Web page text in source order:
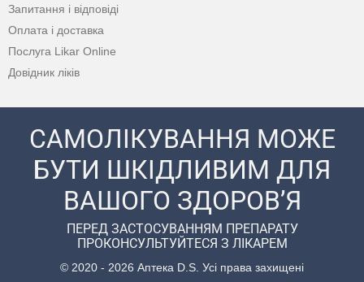
Запитання і відповіді
Оплата і доставка
Послуга Likar Online
Довідник ліків
САМОЛІКУВАННЯ МОЖЕ
БУТИ ШКІДЛИВИМ ДЛЯ
ВАШОГО ЗДОРОВ’Я
ПЕРЕД ЗАСТОСУВАННЯМ ПРЕПАРАТУ
ПРОКОНСУЛЬТУЙТЕСЯ З ЛІКАРЕМ
© 2020 - 2026 Аптека D.S. Усі права захищені